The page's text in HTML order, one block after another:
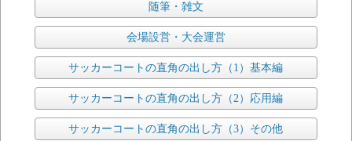
随筆・雑文
会場設営・大会運営
サッカーコートの直角の出し方（1）基本編
サッカーコートの直角の出し方（2）応用編
サッカーコートの直角の出し方（3）その他